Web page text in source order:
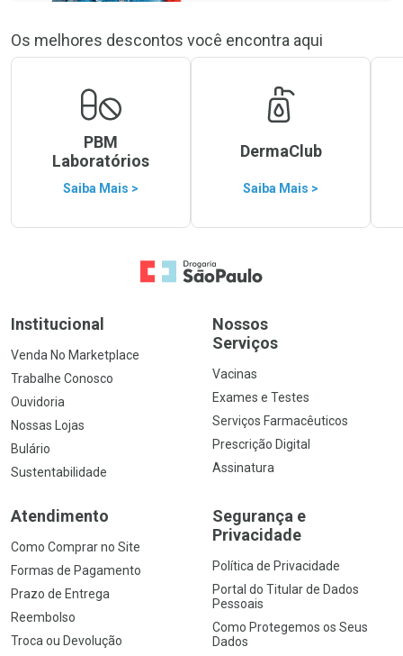
Os melhores descontos você encontra aqui
PBM
Laboratórios
Saiba Mais >
DermaClub
Saiba Mais >
Ir para a Home
Institucional
Venda No Marketplace
Trabalhe Conosco
Ouvidoria
Nossas Lojas
Bulário
Sustentabilidade
Nossos
Serviços
Vacinas
Exames e Testes
Serviços Farmacêuticos
Prescrição Digital
Assinatura
Atendimento
Como Comprar no Site
Formas de Pagamento
Prazo de Entrega
Reembolso
Troca ou Devolução
Segurança e
Privacidade
Política de Privacidade
Portal do Titular de Dados
Pessoais
Como Protegemos os Seus
Dados